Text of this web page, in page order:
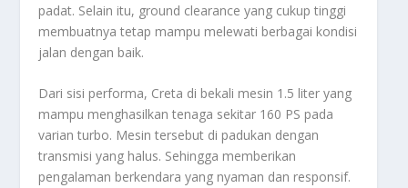
padat. Selain itu, ground clearance yang cukup tinggi
membuatnya tetap mampu melewati berbagai kondisi
jalan dengan baik.
Dari sisi performa, Creta di bekali mesin 1.5 liter yang
mampu menghasilkan tenaga sekitar 160 PS pada
varian turbo. Mesin tersebut di padukan dengan
transmisi yang halus. Sehingga memberikan
pengalaman berkendara yang nyaman dan responsif.